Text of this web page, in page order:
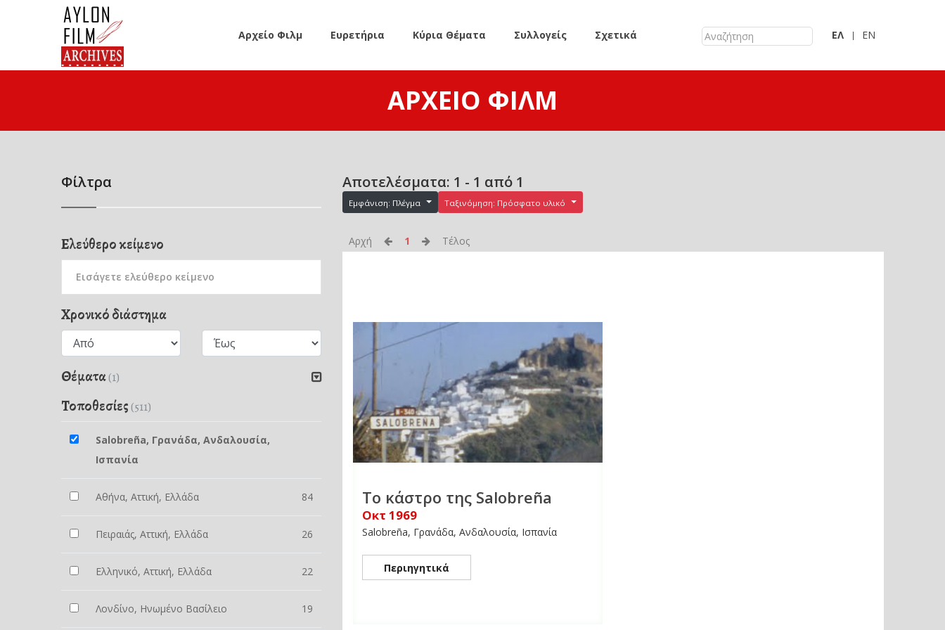
Αρχείο Φιλμ Ευρετήρια Κύρια Θέματα Συλλογείς Σχετικά ΕΛ EN
ΑΡΧΕΊΟ ΦΙΛΜ
Φίλτρα
Ελεύθερο κείμενο
Χρονικό διάστημα
Θέματα(1)
Τοποθεσίες (511)
Salobreña, Γρανάδα, Ανδαλουσία,
Ισπανία
Αθήνα, Αττική, Ελλάδα 84
Πειραιάς, Αττική, Ελλάδα 26
Ελληνικό, Αττική, Ελλάδα 22
Λονδίνο, Ηνωμένο Βασίλειο 19
Αποτελέσματα: 1 - 1 από 1
Εμφάνιση: Πλέγμα Ταξινόμηση: Πρόσφατο υλικό
Αρχή 1 Τέλος
Το κάστρο της Salobreña
Οκτ 1969
Salobreña, Γρανάδα, Ανδαλουσία, Ισπανία
Περιηγητικά